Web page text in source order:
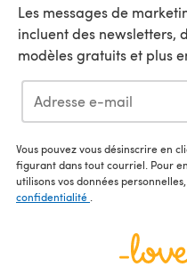
Les messages de
incluent des newsletters,
modèles gratuits et plus
Vous pouvez vous désinscrire en
figurant dans tout courriel. Pour
utilisons vos données
confidentialité